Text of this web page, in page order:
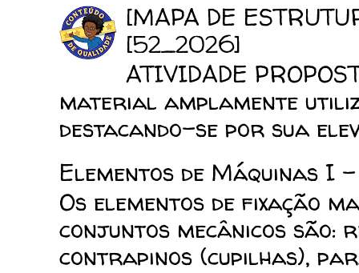
[MAPA DE
[52_2026]
ATIVIDADE
material amplamente
destacando-se por sua
Elementos de Máquinas I
Os elementos de fixação
conjuntos mecânicos são:
contrapinos (cupilhas),